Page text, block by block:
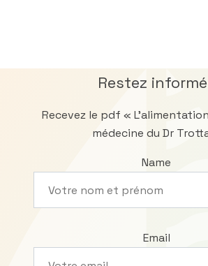
Restez
Recevez le pdf «
médecine du Dr
Name
Email